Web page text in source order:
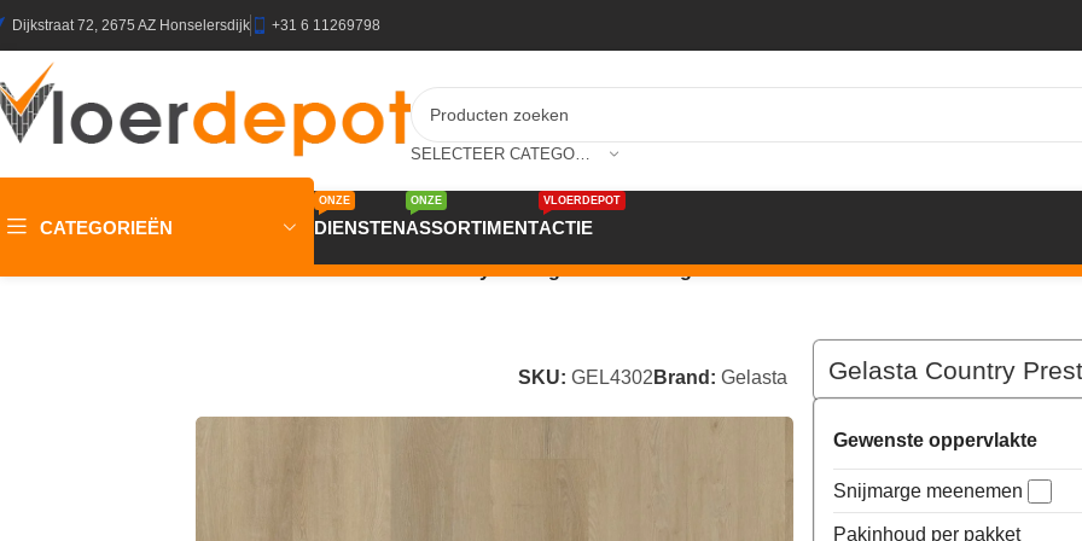
Dijkstraat 72, 2675 AZ Honselersdijk +31 6 11269798
CATEGORIEËN DIENSTEN
ONZE
ASSORTIMENT
ONZE
ACTIE
VLOERDEPOT
PVC Vloeren/Gelasta Country Prestige PVC Oak Light 4302
SKU: GEL4302 Brand: Gelasta
Gelasta Country
Gewenste oppervlakte
Snijmarge meenemen
Pakinhoud per pakket